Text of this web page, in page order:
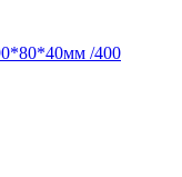
/400